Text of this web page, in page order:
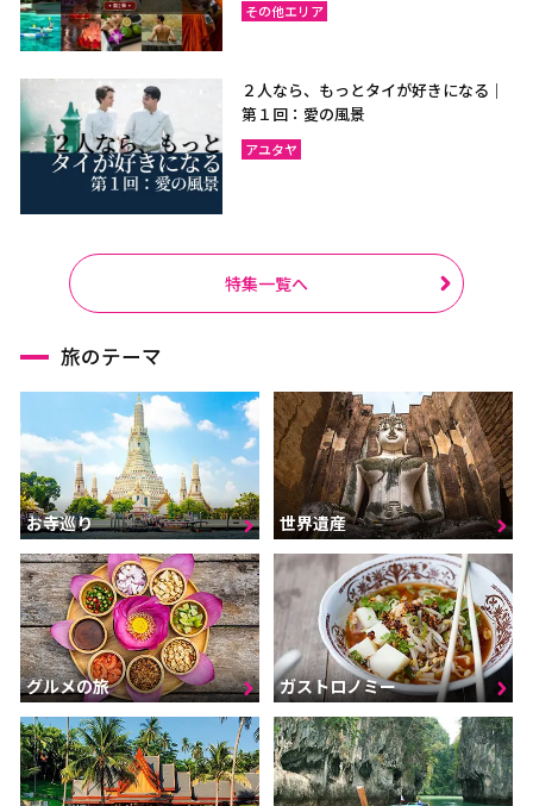
その他エリア
２人なら、もっとタイが好きになる｜
第１回：愛の風景
アユタヤ
特集一覧へ
旅のテーマ
お寺巡り 世界遺産
グルメの旅 ガストロノミー